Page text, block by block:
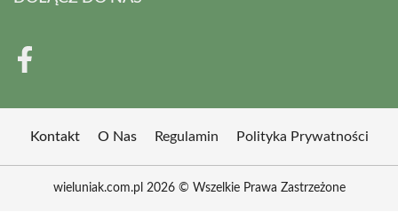
Kontakt O Nas Regulamin Polityka Prywatności
wieluniak.com.pl 2026 © Wszelkie Prawa Zastrzeżone